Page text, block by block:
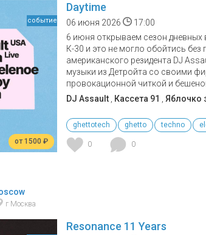
от 1500 ₽
событие
Daytime
06 июня 2026
17:00
6 июня открываем сезон дневных
К-30 и это не могло обойтись без
американского резидента DJ
музыки из Детройта со своими
провокационной читкой и бешеной
DJ Assault
Кассета 91 Яблочко
ghettotech ghetto techno
0 0
г Москва
Resonance 11 Years